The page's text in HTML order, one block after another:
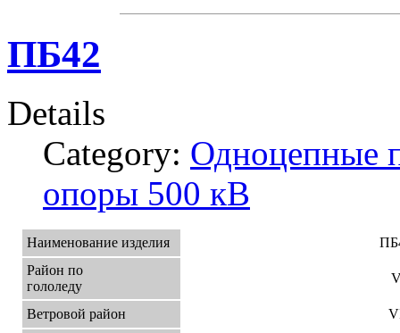
ПБ42
Details
Category: Одноцепные
опоры 500 кВ
Наименование изделия
Район по
гололеду
Ветровой район